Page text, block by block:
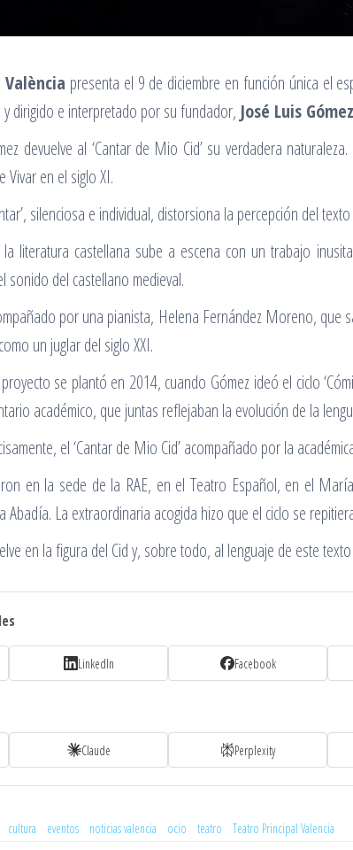
presenta el 9 de diciembre en función única el
y dirigido e interpretado por su fundador, José Luis Gómez
devuelve al ‘Cantar de Mio Cid’ su verdadera
Vivar en el siglo XI.
silenciosa e individual, distorsiona la percepción del
literatura castellana sube a escena con un trabajo
sonido del castellano medieval.
por una pianista, Helena Fernández Moreno,
un juglar del siglo XXI.
se plantó en 2014, cuando Gómez ideó el ciclo
académico, que juntas reflejaban la evolución de la
el ‘Cantar de Mio Cid’ acompañado por la
en la sede de la RAE, en el Teatro Español, en el
Abadía. La extraordinaria acogida hizo que el ciclo se
en la figura del Cid y, sobre todo, al lenguaje de este
LinkedIn Facebook
Claude Perplexity
cultura eventos noticias valencia ocio teatro Teatro Principal Valencia